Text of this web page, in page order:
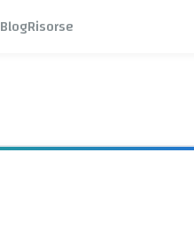
BlogRisorse